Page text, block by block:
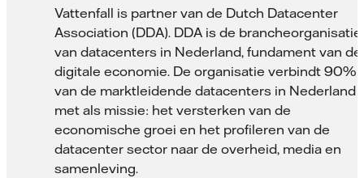
Vattenfall is partner van de Dutch Datacenter
Association (DDA). DDA is de brancheorganisatie
van datacenters in Nederland, fundament van de
digitale economie. De organisatie verbindt 90%
van de marktleidende datacenters in Nederland
met als missie: het versterken van de
economische groei en het profileren van de
datacenter sector naar de overheid, media en
samenleving.